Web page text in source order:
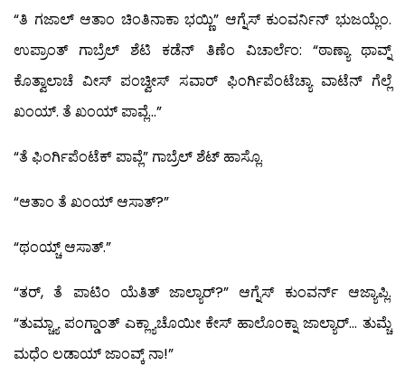
“ತಿ ಗಜಾಲ್ ಆತಾಂ ಚಿಂತಿನಾಕಾ ಭಯ್ಣಿ” ಆಗ್ನೆಸ್ ಕುಂವರ್ನಿನ್ ಭುಜಯ್ಲೆಂ.
ಉಪ್ರಾಂತ್ ಗಾಬ್ರೆಲ್ ಶೆಟಿ ಕಡೆನ್ ತಿಣೆಂ ವಿಚಾರ್ಲೆಂ: “ಠಾಣ್ಯಾ ಥಾವ್ನ್
ಕೊತ್ವಾಲಾಚೆ ವೀಸ್ ಪಂಚ್ವೀಸ್ ಸವಾರ್ ಫಿಂರ್ಗಿಪೆಂಟೆಚ್ಯಾ ವಾಟೆನ್ ಗೆಲ್ಲೆ
ಖಂಯ್. ತೆ ಖಂಯ್ ಪಾವ್ಲೆ…”
“ತೆ ಫಿಂರ್ಗಿಪೆಂಟೆಕ್ ಪಾವ್ಲೆ” ಗಾಬ್ರೆಲ್ ಶೆಟ್ ಹಾಸ್ಲೊ.
“ಆತಾಂ ತೆ ಖಂಯ್ ಆಸಾತ್?”
“ಥಂಯ್ಚ್ ಆಸಾತ್.”
“ತರ್, ತೆ ಪಾಟಿಂ ಯೆತಿತ್ ಜಾಲ್ಯಾರ್?” ಆಗ್ನೆಸ್ ಕುಂವರ್ನ್ ಆಜ್ಯಾಪ್ಲಿ.
“ತುಮ್ಚ್ಯಾ ಪಂಗ್ಡಾಂತ್ ಎಕ್ಲ್ಯಾಚೊಯೀ ಕೇಸ್ ಹಾಲೊಂಕ್ನಾ ಜಾಲ್ಯಾರ್… ತುಮ್ಚೆ
ಮಧೆಂ ಲಡಾಯ್ ಜಾಂವ್ಕ್ ನಾ!”